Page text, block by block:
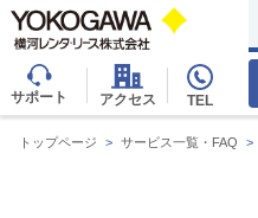
サポート アクセス TEL
トップページ > サービス一覧・FAQ >